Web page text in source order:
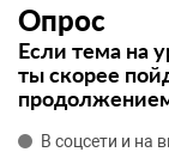
Опрос
Если тема на
ты скорее
В соцсети и на